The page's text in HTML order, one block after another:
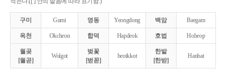
구미 Gumi 영동 Yeongdong 백암 Baegam
옥천 Okcheon 합덕 Hapdeok 호법 Hobeop
월곶
[월곧]
Wolgot
벚꽃
[벋꼳]
beotkkot
한밭
[한받]
Hanbat